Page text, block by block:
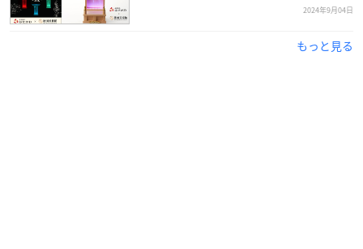
2024年9月04日
もっと見る